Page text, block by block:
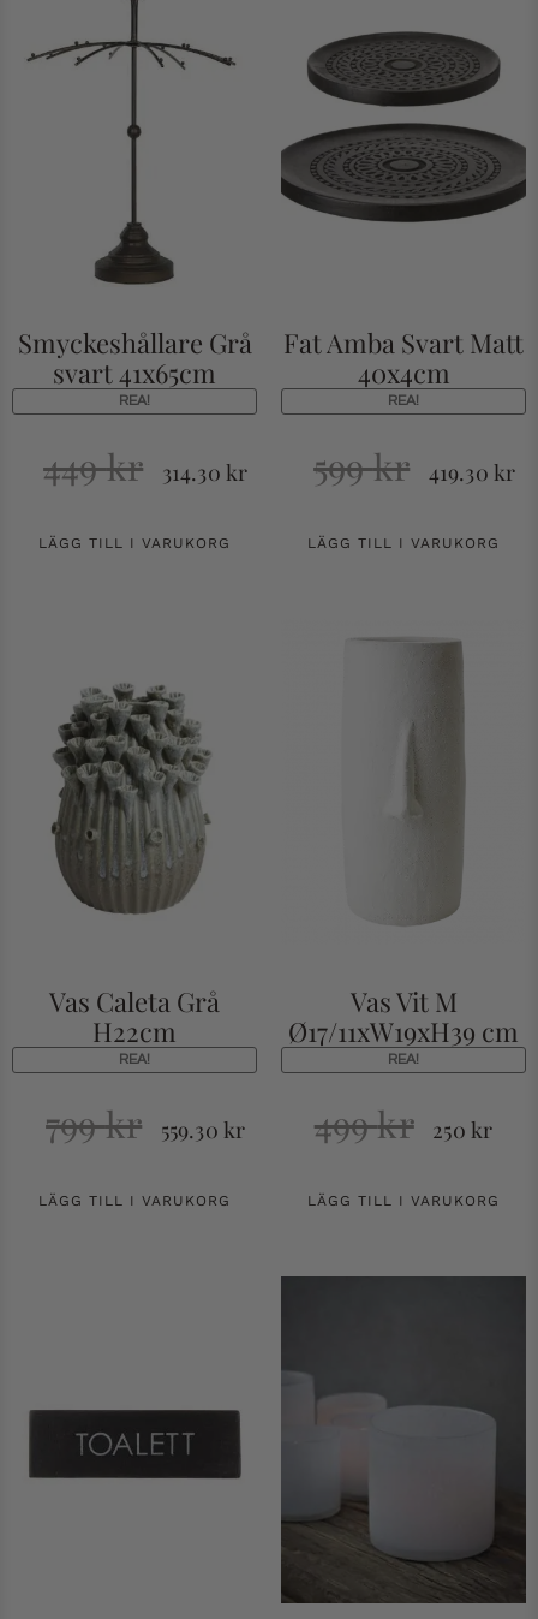
Smyckeshållare Grå
svart 41x65cm
REA!
449kr 314.30kr
LÄGG TILL I VARUKORG
Fat Amba Svart Matt
40x4cm
REA!
599kr 419.30kr
LÄGG TILL I VARUKORG
Vas Caleta Grå
H22cm
REA!
799kr 559.30kr
LÄGG TILL I VARUKORG
Vas Vit M
Ø17/11xW19xH39 cm
REA!
499kr 250 kr
LÄGG TILL I VARUKORG